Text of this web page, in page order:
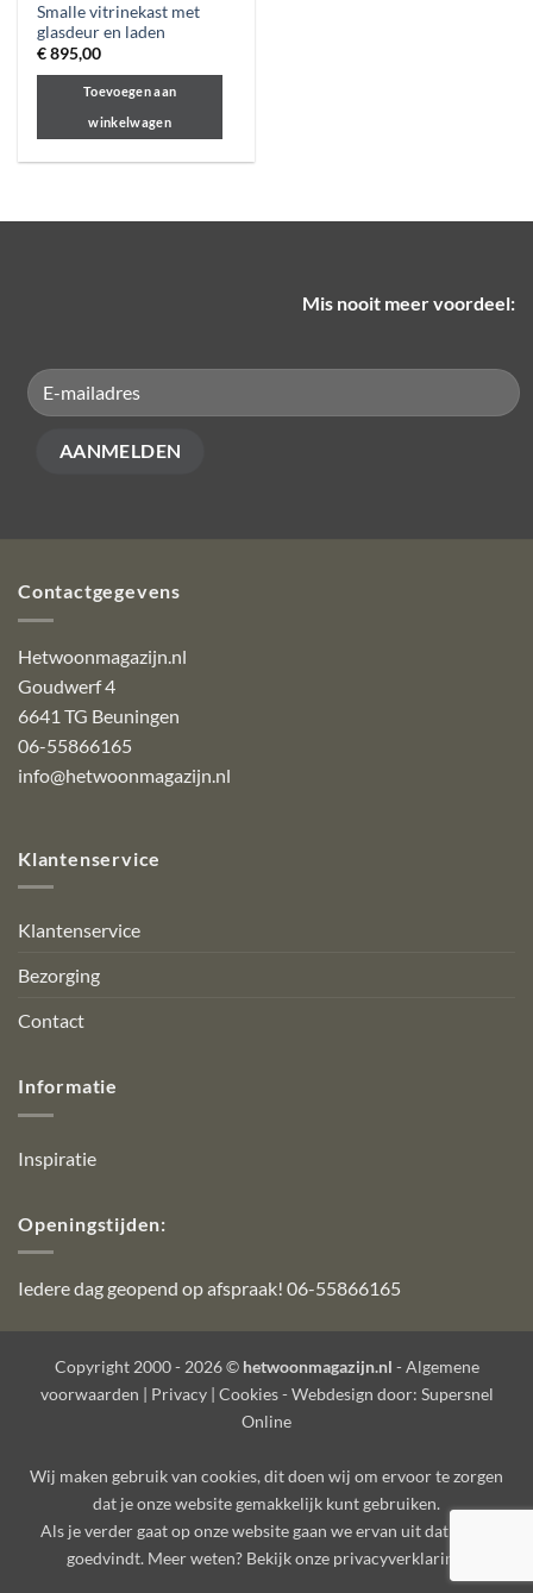
Smalle vitrinekast met
glasdeur en laden
€895,00
Toevoegen aan
winkelwagen
Mis nooit meer voordeel:
Contactgegevens
Hetwoonmagazijn.nl
Goudwerf 4
6641 TG Beuningen
06-55866165
info@hetwoonmagazijn.nl
Klantenservice
Klantenservice
Bezorging
Contact
Informatie
Inspiratie
Openingstijden:
Iedere dag geopend op afspraak! 06-55866165
Copyright 2000 - 2026 © hetwoonmagazijn.nl - Algemene
voorwaarden | Privacy| Cookies- Webdesign door: Supersnel
Online
Wij maken gebruik van cookies, dit doen wij om ervoor te zorgen
dat je onze website gemakkelijk kunt gebruiken.
Als je verder gaat op onze website gaan we ervan uit dat je dat
goedvindt. Meer weten? Bekijk onze privacyverklaring